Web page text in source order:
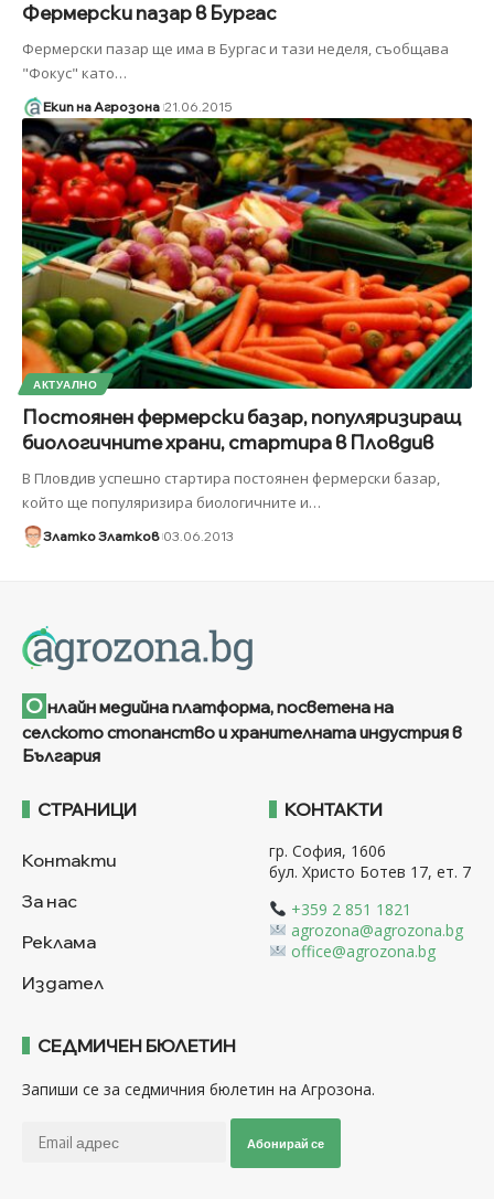
Фермерски пазар в Бургас
Фермерски пазар ще има в Бургас и тази неделя, съобщава
"Фокус" като…
Екип на Агрозона 21.06.2015
АКТУАЛНО
Постоянен фермерски базар, популяризиращ
биологичните храни, стартира в Пловдив
В Пловдив успешно стартира постоянен фермерски базар,
който ще популяризира биологичните и…
Златко Златков 03.06.2013
О нлайн медийна платформа, посветена на
селското стопанство и хранителната индустрия в
България
СТРАНИЦИ
Контакти
За нас
Реклама
Издател
КОНТАКТИ
гр. София, 1606
бул. Христо Ботев 17, ет. 7
+359 2 851 1821
agrozona@agrozona.bg
office@agrozona.bg
СЕДМИЧЕН БЮЛЕТИН
Запиши се за седмичния бюлетин на Агрозона.
Абонирай се